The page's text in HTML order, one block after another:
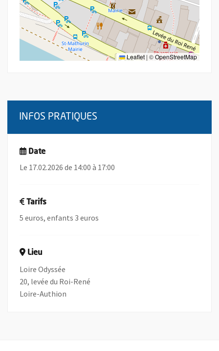
Leaflet | ©OpenStreetMap
INFOS PRATIQUES
Date
Le 17.02.2026 de 14:00 à 17:00
Tarifs
5 euros, enfants 3 euros
Lieu
Loire Odyssée
20, levée du Roi-René
Loire-Authion